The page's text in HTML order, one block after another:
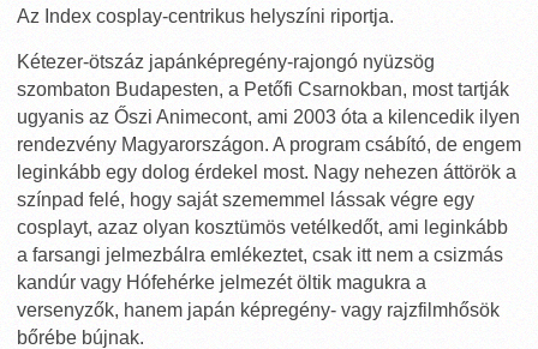
Az Index cosplay-centrikus helyszíni riportja.
Kétezer-ötszáz japánképregény-rajongó nyüzsög
szombaton Budapesten, a Petőfi Csarnokban, most tartják
ugyanis az Őszi Animecont, ami 2003 óta a kilencedik ilyen
rendezvény Magyarországon. A program csábító, de engem
leginkább egy dolog érdekel most. Nagy nehezen áttörök a
színpad felé, hogy saját szememmel lássak végre egy
cosplayt, azaz olyan kosztümös vetélkedőt, ami leginkább
a farsangi jelmezbálra emlékeztet, csak itt nem a csizmás
kandúr vagy Hófehérke jelmezét öltik magukra a
versenyzők, hanem japán képregény- vagy rajzfilmhősök
bőrébe bújnak.